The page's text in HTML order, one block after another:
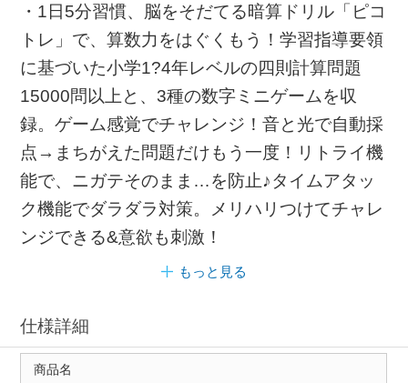
・1日5分習慣、脳をそだてる暗算ドリル「ピコ
トレ」で、算数力をはぐくもう！学習指導要領
に基づいた小学1?4年レベルの四則計算問題
15000問以上と、3種の数字ミニゲームを収
録。ゲーム感覚でチャレンジ！音と光で自動採
点→まちがえた問題だけもう一度！リトライ機
能で、ニガテそのまま…を防止♪タイムアタッ
ク機能でダラダラ対策。メリハリつけてチャレ
ンジできる&意欲も刺激！
もっと見る
仕様詳細
商品名